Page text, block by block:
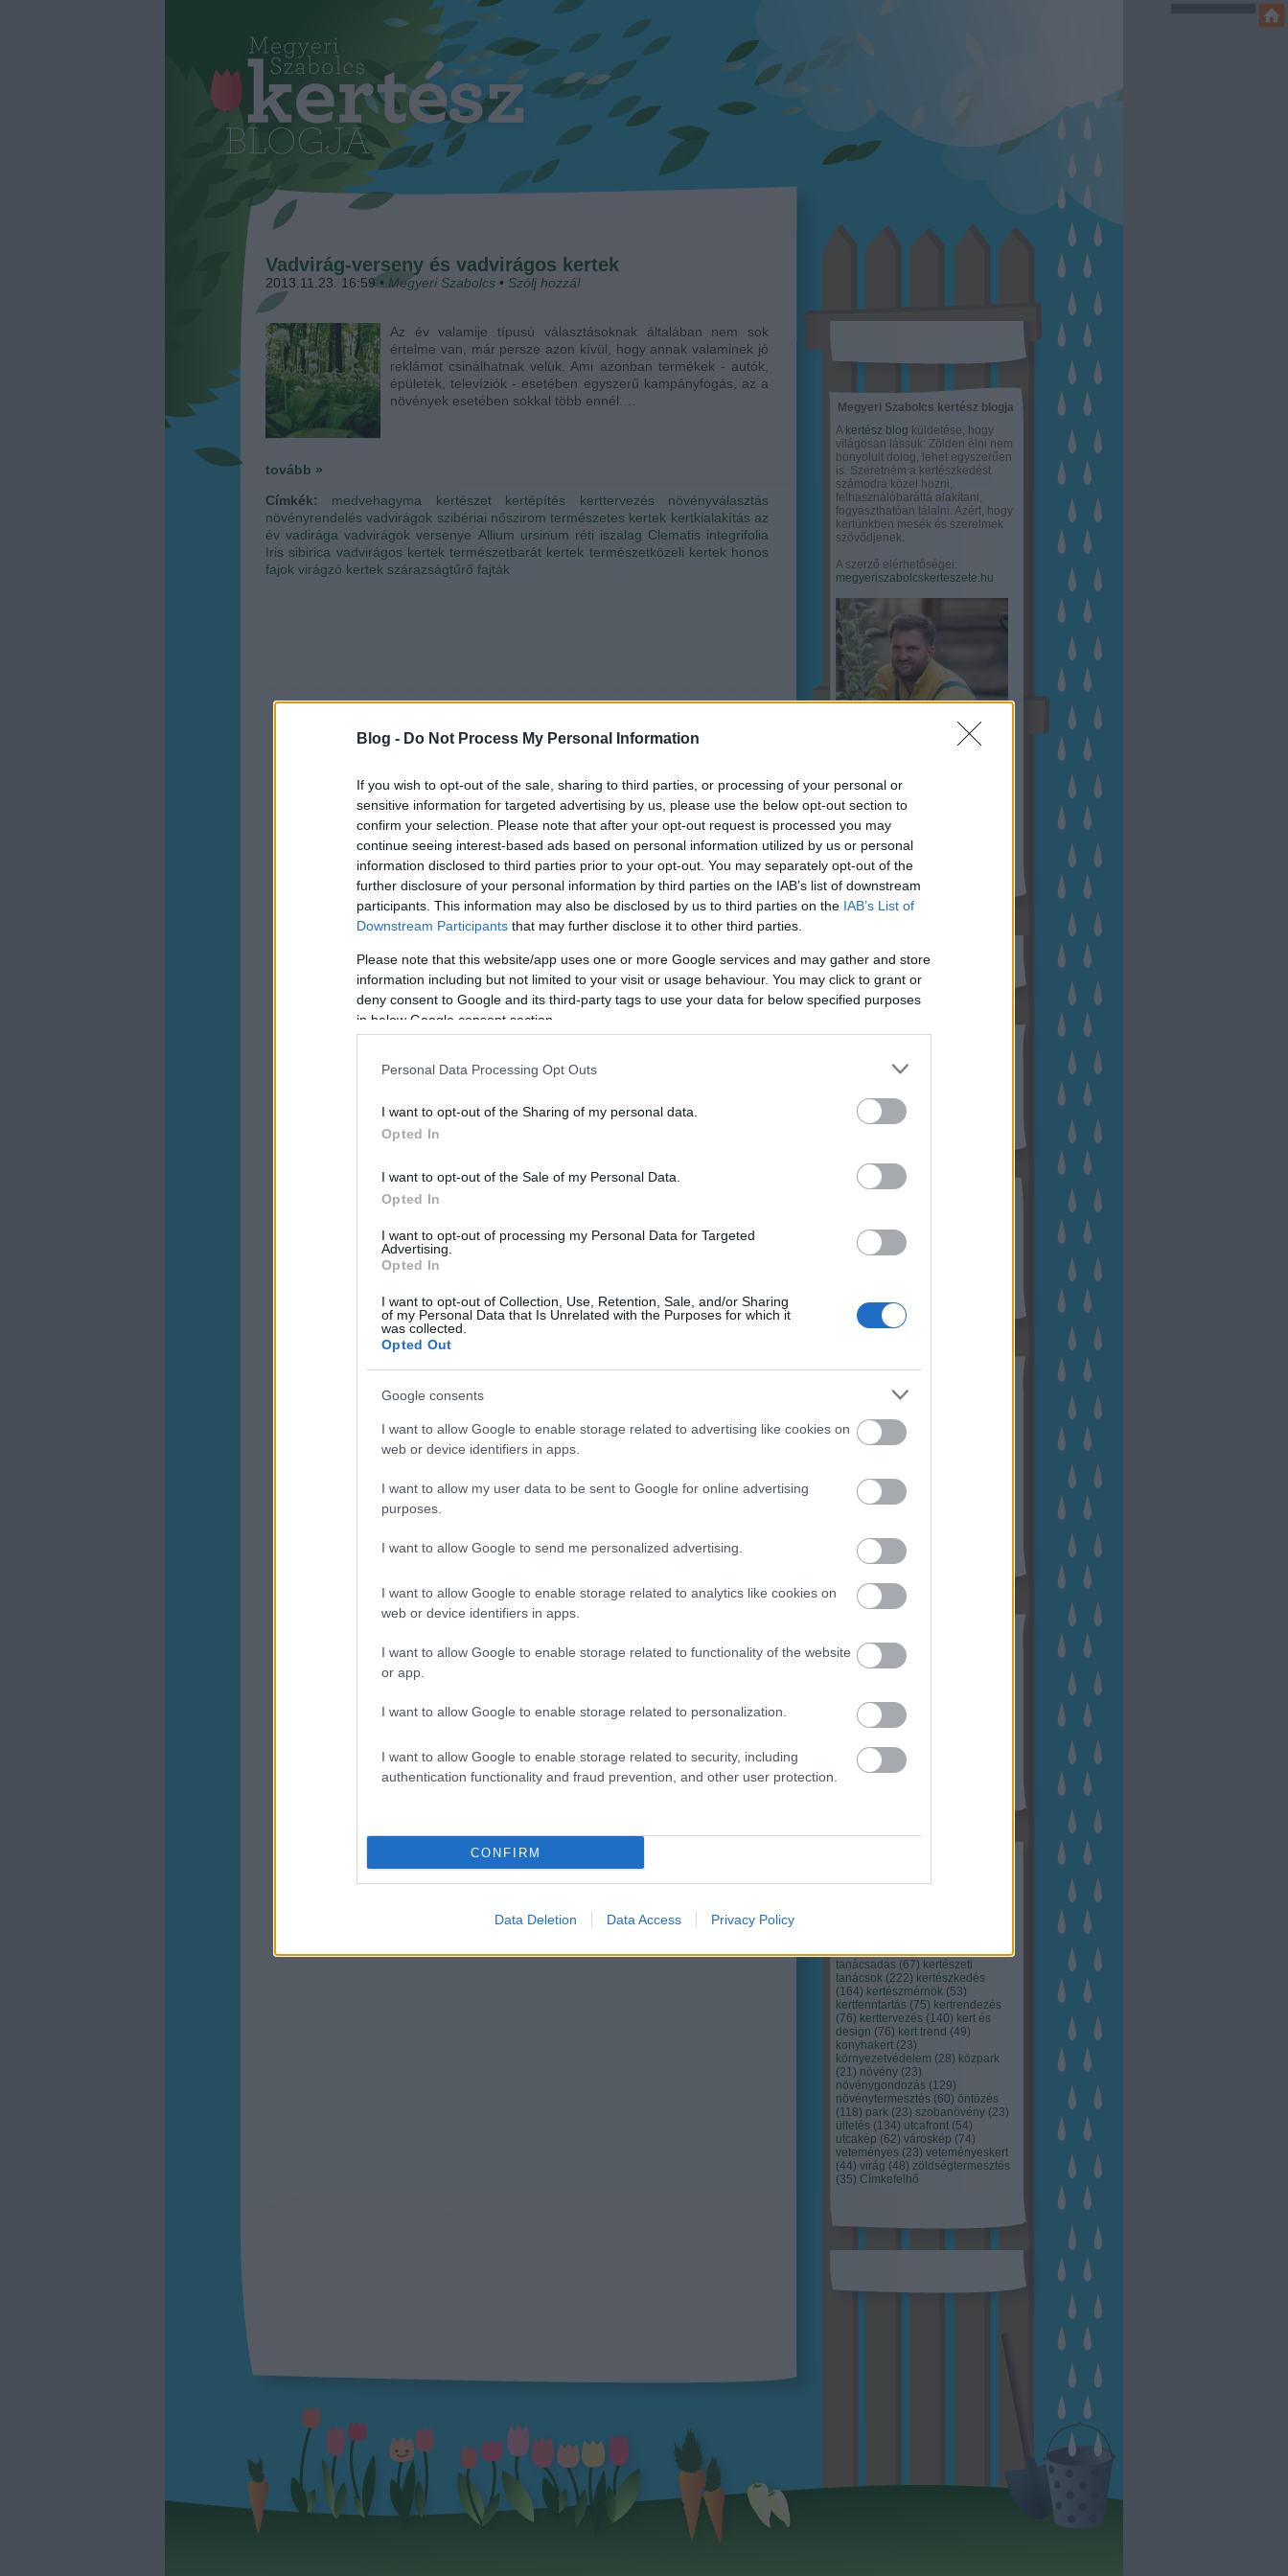
Blog - Do Not Process My Personal Information
If you wish to opt-out of the sale, sharing to third parties, or processing of your personal or
sensitive information for targeted advertising by us, please use the below opt-out section to
confirm your selection. Please note that after your opt-out request is processed you may
continue seeing interest-based ads based on personal information utilized by us or personal
information disclosed to third parties prior to your opt-out. You may separately opt-out of the
further disclosure of your personal information by third parties on the IAB’s list of downstream
participants. This information may also be disclosed by us to third parties on the IAB’s List of
Downstream Participants that may further disclose it to other third parties.
Please note that this website/app uses one or more Google services and may gather and store
information including but not limited to your visit or usage behaviour. You may click to grant or
deny consent to Google and its third-party tags to use your data for below specified purposes
in below Google consent section.
Personal Data Processing Opt Outs
I want to opt-out of the Sharing of my personal data.
Opted In
I want to opt-out of the Sale of my Personal Data.
Opted In
I want to opt-out of processing my Personal Data for Targeted
Advertising.
Opted In
I want to opt-out of Collection, Use, Retention, Sale, and/or Sharing
of my Personal Data that Is Unrelated with the Purposes for which it
was collected.
Opted Out
Google consents
I want to allow Google to enable storage related to advertising like cookies on
web or device identifiers in apps.
I want to allow my user data to be sent to Google for online advertising
purposes.
I want to allow Google to send me personalized advertising.
I want to allow Google to enable storage related to analytics like cookies on
web or device identifiers in apps.
I want to allow Google to enable storage related to functionality of the website
or app.
I want to allow Google to enable storage related to personalization.
I want to allow Google to enable storage related to security, including
authentication functionality and fraud prevention, and other user protection.
CONFIRM
Data Deletion Data Access Privacy Policy
Vadvirág-verseny és vadvirágos kertek
2013.11.23. 16:59 • Megyeri Szabolcs • Szólj hozzá!
Az év valamije típusú választásoknak általában nem sok
értelme van, már persze azon kívül, hogy annak valaminek jó
reklámot csinálhatnak velük. Ami azonban termékek - autók,
épületek, televíziók - esetében egyszerű kampányfogás, az a
növények esetében sokkal több ennél.…
tovább »
Címkék: medvehagyma kertészet kertépítés kerttervezés
növényválasztás
növényrendelés vadvirágok szibériai nőszirom természetes kertek kertkialakítás az
év vadirága vadvirágok versenye Allium ursinum réti iszalag Clematis integrifolia
Iris sibirica vadvirágos kertek természetbarát kertek természetközeli kertek honos
fajok virágzó kertek szárazságtűrő fajták
Megyeri Szabolcs kertész blogja
A kertész blog küldetése, hogy
világosan lássuk: Zölden élni nem
bonyolult dolog, lehet egyszerűen
is. Szeretném a kertészkedést
számodra közel hozni,
felhasználóbaráttá alakítani,
fogyaszthatóan tálalni. Azért, hogy
kertünkben mesék és szerelmek
szövődjenek.
A szerző elérhetőségei:
megyeriszabolcskerteszete.hu
Kertészete
Hírlevél feliratkozás
Archívum
2022 november
2022 szeptember
2022 augusztus
2022 április (
2021 december
2021 október
Budapest (45) dísznövény
(126) kertészet (118) kertészeti
tanácsadás (67) kertészeti
tanácsok (222) kertészkedés
(164) kertészmérnök (53)
kertfenntartás (75) kertrendezés
(76) kerttervezés (140) kert és
design (76) kert trend (49)
konyhakert (23)
környezetvédelem (28) közpark
(21) növény (23)
növénygondozás (129)
növénytermesztés (60) öntözés
(118) park (23) szobanövény (23)
ültetés (134) utcafront (54)
utcakép (62) városkép (74)
veteményes (23) veteményeskert
(44) virág (48) zöldségtermesztés
(35) Címkefelhő